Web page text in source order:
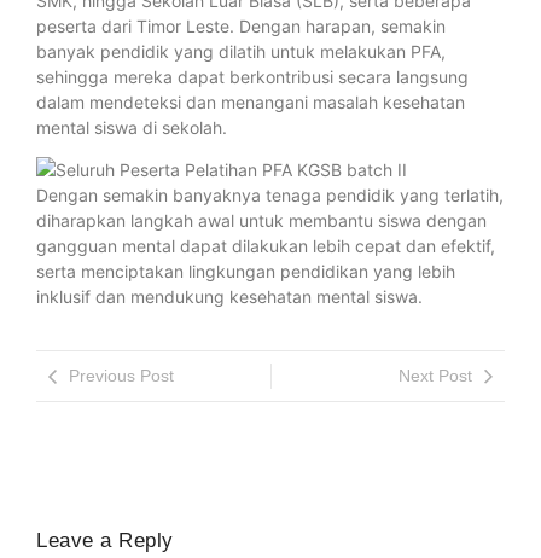
peserta dari Timor Leste. Dengan harapan, semakin
banyak pendidik yang dilatih untuk melakukan PFA,
sehingga mereka dapat berkontribusi secara langsung
dalam mendeteksi dan menangani masalah kesehatan
mental siswa di sekolah.
Dengan semakin banyaknya tenaga pendidik yang terlatih,
diharapkan langkah awal untuk membantu siswa dengan
gangguan mental dapat dilakukan lebih cepat dan efektif,
serta menciptakan lingkungan pendidikan yang lebih
inklusif dan mendukung kesehatan mental siswa.
Previous Post Next Post
Leave a Reply